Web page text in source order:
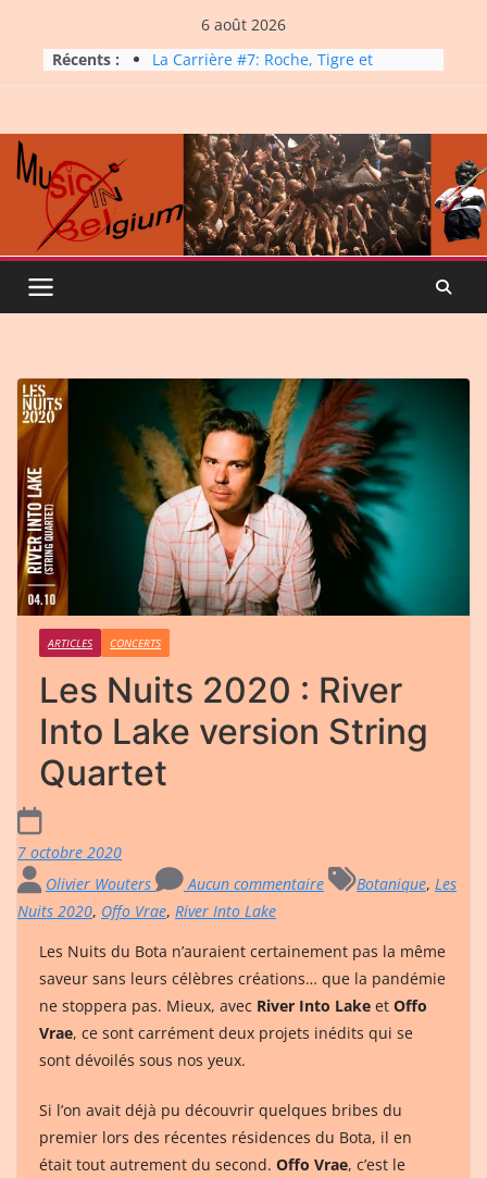
content
6 août 2026
Récents :
La Carrière #7: Roche, Tigre et
Micro Festival #16, maxi line-
Dynatop3 – 26 juillet 2026
ARTICLES CONCERTS
Les Nuits 2020 : River
Into Lake version String
Quartet
7 octobre 2020
Olivier Wouters
Aucun commentaire Botanique, Les
Nuits 2020, Offo Vrae, River Into Lake
Les Nuits du Bota n’auraient certainement pas la même
saveur sans leurs célèbres créations… que la pandémie
ne stoppera pas. Mieux, avec River Into Lake et Offo
Vrae, ce sont carrément deux projets inédits qui se
sont dévoilés sous nos yeux.
Si l’on avait déjà pu découvrir quelques bribes du
premier lors des récentes résidences du Bota, il en
était tout autrement du second. Offo Vrae, c’est le